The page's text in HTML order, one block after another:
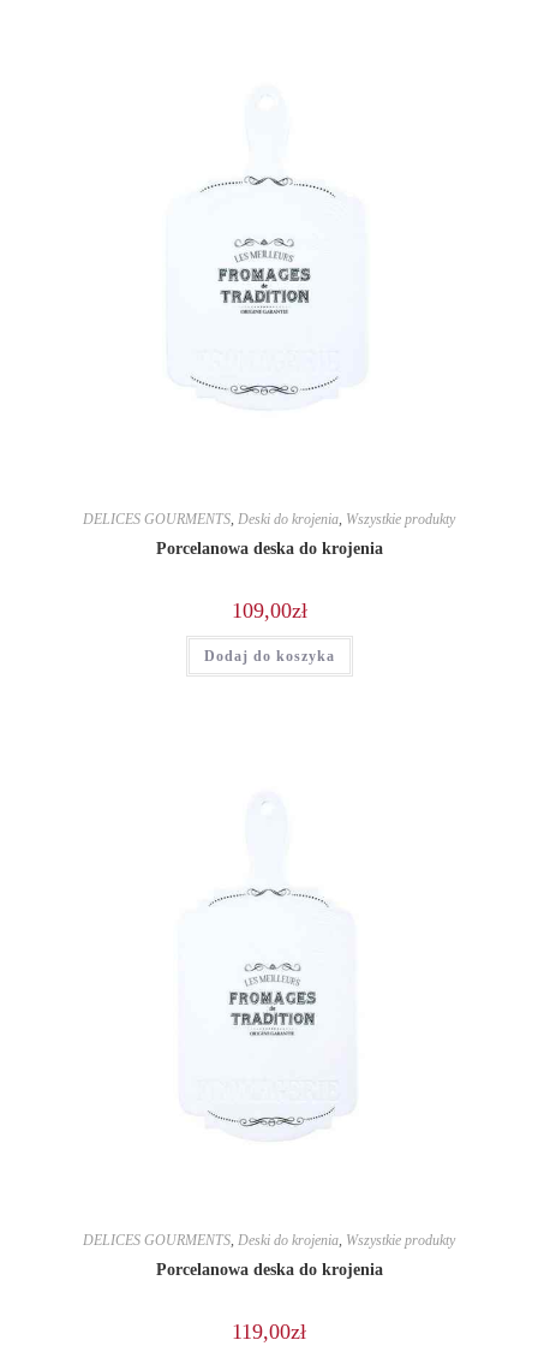
DELICES GOURMENTS, Deski do krojenia, Wszystkie produkty
Porcelanowa deska do krojenia
109,00zł
Dodaj do koszyka
DELICES GOURMENTS, Deski do krojenia, Wszystkie produkty
Porcelanowa deska do krojenia
119,00zł